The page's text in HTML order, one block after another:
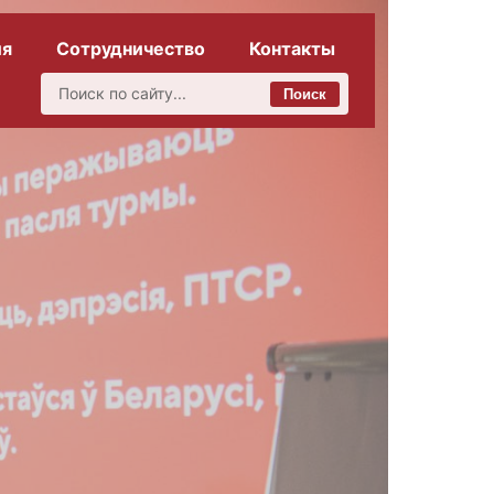
Сотрудничество Контакты
Поиск